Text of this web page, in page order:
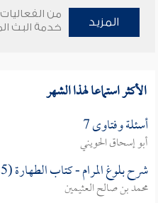
المزيد
من
خدمة البث
الأكثر استماعا لهذا الشهر
أسئلة وفتاوى 7
أبو إسحاق الحويني
شرح بلوغ المرام - كتاب الطهارة (25)
محمد بن صالح العثيمين